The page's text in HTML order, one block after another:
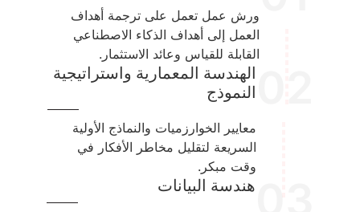
ورش عمل تعمل على ترجمة أهداف
العمل إلى أهداف الذكاء الاصطناعي
القابلة للقياس وعائد الاستثمار.
الهندسة المعمارية واستراتيجية
النموذج
معايير الخوارزميات والنماذج الأولية
السريعة لتقليل مخاطر الأفكار في
وقت مبكر.
هندسة البيانات